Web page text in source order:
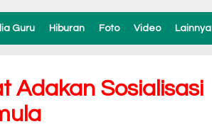
Guru Hiburan Foto Video Lainnya
Adakan Sosialisasi